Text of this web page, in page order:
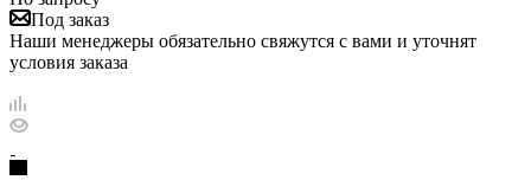
Под заказ
Наши менеджеры обязательно свяжутся с вами и уточнят
условия заказа